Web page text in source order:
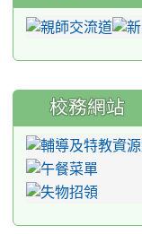
校務網站